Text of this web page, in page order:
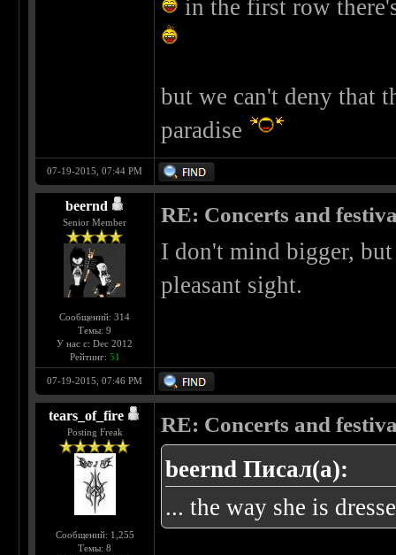
in the first row
but we can't deny that
paradise
07-19-2015, 07:44 PM
beernd
Senior Member
Сообщений: 314
Темы: 9
У нас с: Dec 2012
Рейтинг: 51
RE: Concerts and
I don't mind bigger,
pleasant sight.
07-19-2015, 07:46 PM
tears_of_fire
Posting Freak
Сообщений: 1,255
Темы: 8
RE: Concerts and
beernd Писал(а):
... the way she is